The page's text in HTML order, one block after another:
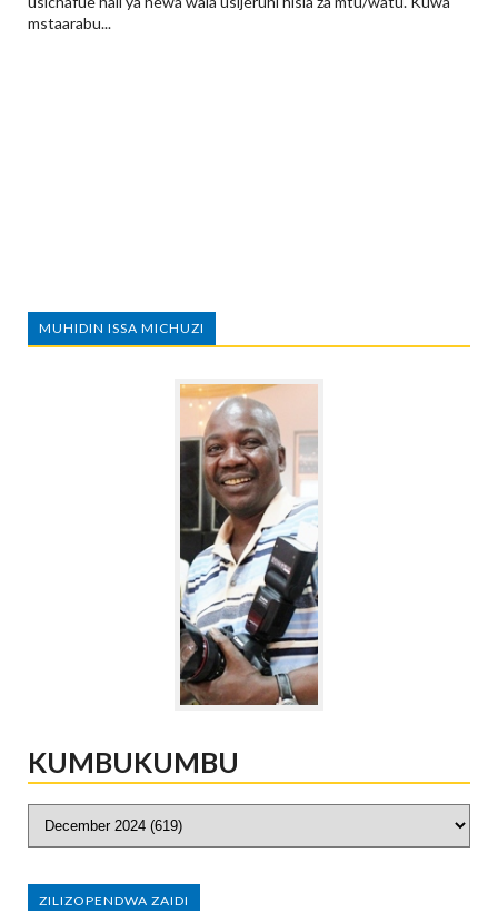
mstaarabu...
MUHIDIN ISSA MICHUZI
KUMBUKUMBU
ZILIZOPENDWA ZAIDI